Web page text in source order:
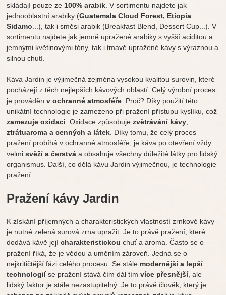
skládají pouze ze100% arabik. V sortimentu najdete jak
jednooblastní arabiky (Guatemala Cloud Forest, Etiopia
Sidamo...), tak i směsi arabik (Breakfast Blend, Dessert Cup...). V
sortimentu najdete jak jemně upražené arabiky s vyšší aciditou a
jemnými květinovými tóny, tak i tmavě upražené kávy s výraznou a
silnou chutí.
Káva Jardin je výjimečná zejména vysokou kvalitou surovin, které
pocházejí z těch nejlepších kávových oblastí. Celý výrobní proces
je prováděnv ochranné atmosféře. Proč? Díky použití této
unikátní technologie je zamezeno při pražení přístupu kyslíku, což
zamezuje oxidaci. Oxidace způsobujezvětrávání kávy,
ztrátuaroma a cenných a látek. Díky tomu, že celý proces
pražení probíhá v ochranné atmosféře, je káva po otevření vždy
velmisvěží a čerstvá a obsahuje všechny důležité látky pro lidský
organismus. Další, co dělá kávu Jardin výjimečnou, je technologie
pražení.
Pražení kávy Jardin
K získání příjemných a charakteristických vlastností zrnkové kávy
je nutné zelená surová zrna upražit. Je to právě pražení, které
dodává kávě jejícharakteristickou chuť a aroma. Často se o
pražení říká, že je vědou a uměním zároveň. Jedná se o
nejkritičtější fázi celého procesu. Se stále modernější a lepší
technologiíse pražení stává čím dál tímvíce přesnější, ale
lidský faktor je stále nezastupitelný. Je to právě člověk, který je